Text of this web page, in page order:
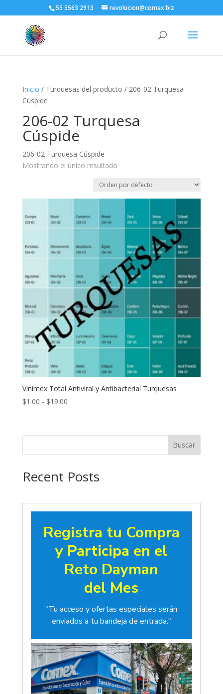
55 5563 2913 revolucion@comex.biz
Inicio / Turquesas del producto / 206-02 Turquesa
Cúspide
206-02 Turquesa
Cúspide
206-02 Turquesa Cúspide
Mostrando el único resultado
Vinimex Total Antiviral y Antibacterial Turquesas
$1.00 - $19.00Rango
desde
Buscar
Recent Posts
Registra tu Compra
y Participa en el
Reto Dayman
del Mes
"Tu acceso y ofertas especiales serán
enviados a tu bandeja de entrada."